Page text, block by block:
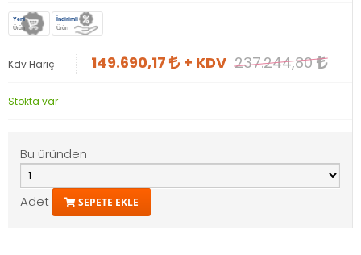
Yeni
Ürün
İndirimli
Ürün
Kdv Hariç 149.690,17 + KDV 237.244,80
Stokta var
Bu üründen
Adet SEPETE EKLE